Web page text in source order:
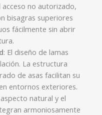
no autorizado,
bisagras superiores
fácilmente sin abrir
.
: El diseño de lamas
La estructura
de asas facilitan su
entornos exteriores.
aspecto natural y el
armoniosamente